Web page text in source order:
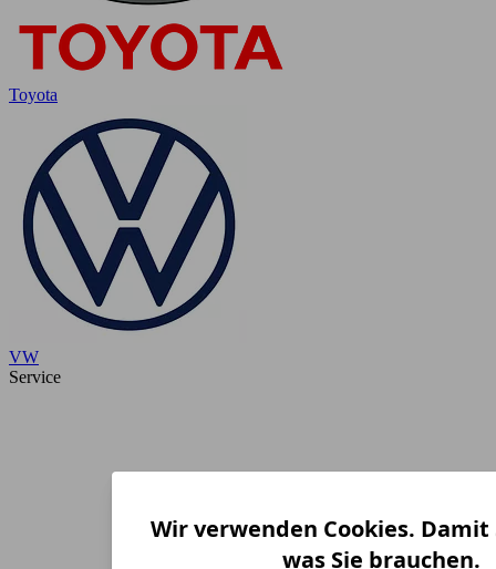
Toyota
VW
Service
Wir verwenden Cookies.
was Sie brauchen.